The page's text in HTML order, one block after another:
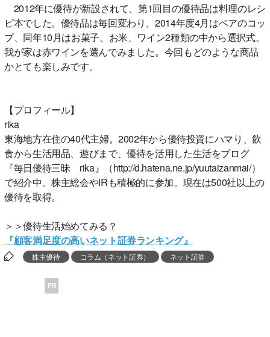
2012年に優待が新設されて、第1回目の優待品は料理のレシ
ピ本でした。優待品は毎回変わり、2014年度4月はペアのコッ
プ、同年10月はお菓子、お米、ワイン2種類の中から選択式。
我が家は赤ワインを選んでみました。今回もどのような商品
かとても楽しみです。
【プロフィール】
rika
東海地方在住の40代主婦。2002年から優待投資にハマり、飲
食から生活用品、遊びまで、優待を活用した生活をブログ
『毎日優待三昧 rika』（http://d.hatena.ne.jp/yuutaizanmai/）
で紹介中。株主総会やIRも積極的に参加。現在は500社以上の
優待を取得。
＞＞優待生活始めてみる？
『顧客満足度の高いネット証券ランキング』
株主優待 コラム（ネット証券） ネット証券
PR